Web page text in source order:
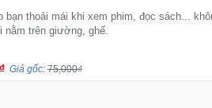
bạn thoải mái khi xem phim, đọc sách...
nằm trên giường, ghế.
Giá gốc: 75,000₫